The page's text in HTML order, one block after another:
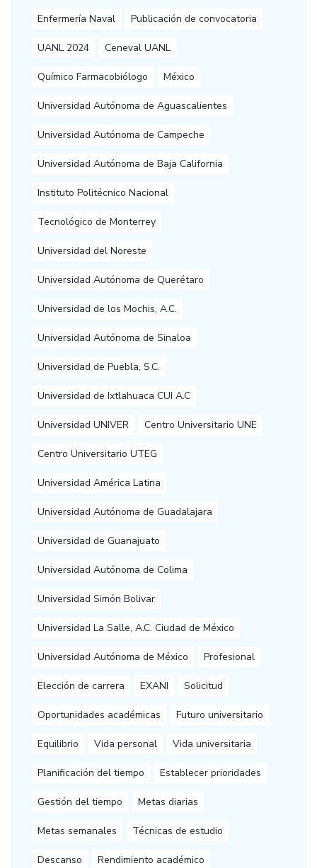
Enfermería Naval Publicación de convocatoria
UANL 2024 Ceneval UANL
Químico Farmacobiólogo México
Universidad Autónoma de Aguascalientes
Universidad Autónoma de Campeche
Universidad Autónoma de Baja California
Instituto Politécnico Nacional
Tecnológico de Monterrey
Universidad del Noreste
Universidad Autónoma de Querétaro
Universidad de los Mochis, A.C.
Universidad Autónoma de Sinaloa
Universidad de Puebla, S.C.
Universidad de Ixtlahuaca CUI A.C
Universidad UNIVER Centro Universitario UNE
Centro Universitario UTEG
Universidad América Latina
Universidad Autónoma de Guadalajara
Universidad de Guanajuato
Universidad Autónoma de Colima
Universidad Simón Bolivar
Universidad La Salle, A.C. Ciudad de México
Universidad Autónoma de México Profesional
Elección de carrera EXANI Solicitud
Oportunidades académicas Futuro universitario
Equilibrio Vida personal Vida universitaria
Planificación del tiempo Establecer prioridades
Gestión del tiempo Metas diarias
Metas semanales Técnicas de estudio
Descanso Rendimiento académico